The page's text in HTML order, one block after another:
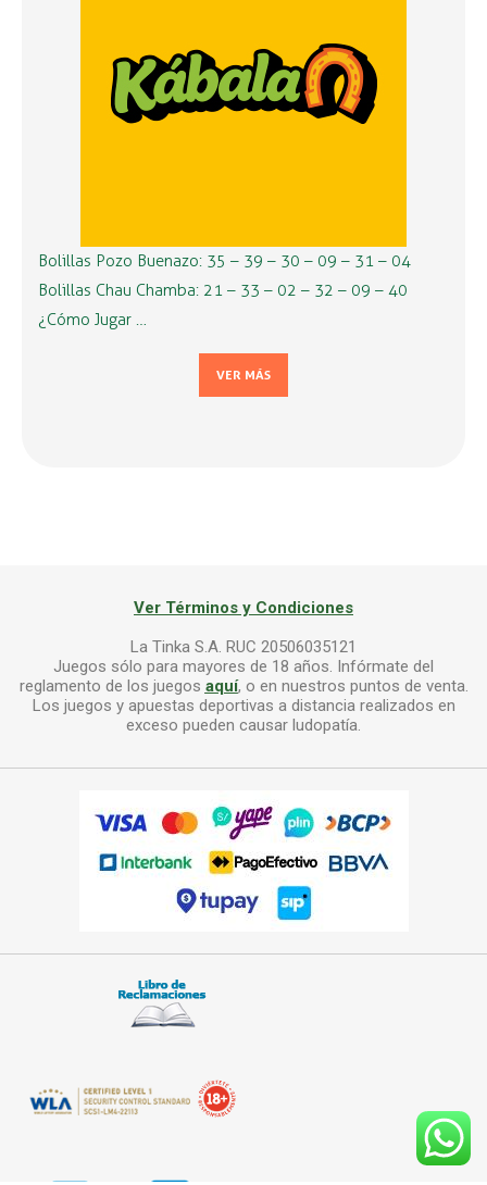
Bolillas Pozo Buenazo: 35 – 39 – 30 – 09 – 31 – 04
Bolillas Chau Chamba: 21 – 33 – 02 – 32 – 09 – 40
¿Cómo Jugar …
VER MÁS
Ver Términos y Condiciones
La Tinka S.A. RUC 20506035121
Juegos sólo para mayores de 18 años. Infórmate del
reglamento de los juegos aquí, o en nuestros puntos de venta.
Los juegos y apuestas deportivas a distancia realizados en
exceso pueden causar ludopatía.